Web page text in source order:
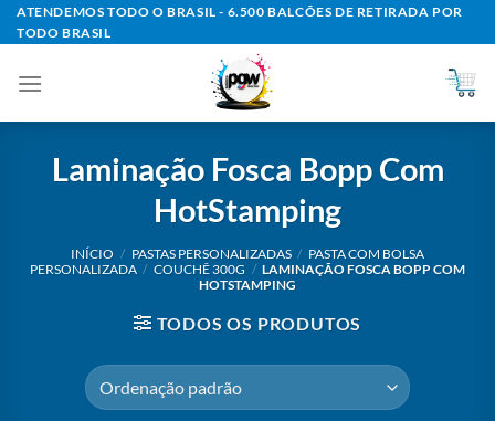
Skip
to
ATENDEMOS TODO O BRASIL - 6.500 BALCÕES DE RETIRADA POR
TODO BRASIL
Laminação Fosca Bopp Com
HotStamping
INÍCIO / PASTAS PERSONALIZADAS / PASTA COM BOLSA
PERSONALIZADA / COUCHÊ 300G / LAMINAÇÃO FOSCA BOPP COM
HOTSTAMPING
TODOS OS PRODUTOS